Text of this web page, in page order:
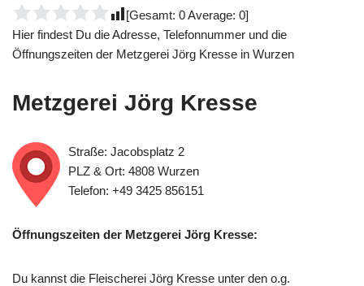
[Gesamt: 0Average: 0]
Hier findest Du die Adresse, Telefonnummer und die
Öffnungszeiten der Metzgerei Jörg Kresse in Wurzen
Metzgerei Jörg Kresse
Straße: Jacobsplatz 2
PLZ & Ort: 4808 Wurzen
Telefon: +49 3425 856151
Öffnungszeiten der Metzgerei Jörg Kresse:
Du kannst die Fleischerei Jörg Kresse unter den o.g.